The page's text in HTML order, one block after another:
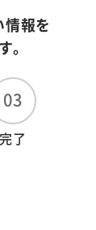
報を
。
03
完了